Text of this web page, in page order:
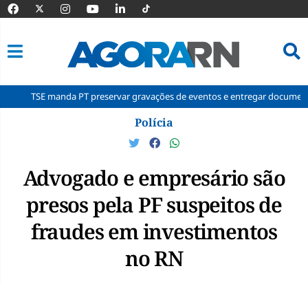
PT preservar gravações de eventos e entregar documentos à Corte
Polícia
Advogado e empresário são
presos pela PF suspeitos de
fraudes em investimentos
no RN